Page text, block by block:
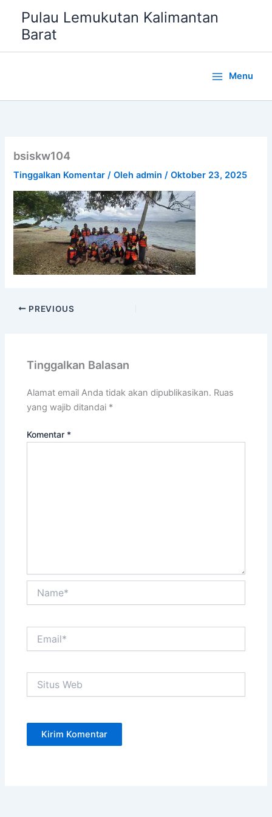
konten
Pulau Lemukutan Kalimantan
Barat
Menu
bsiskw104
Tinggalkan Komentar / Olehadmin/Oktober 23, 2025
PREVIOUS
Tinggalkan Balasan
Alamat email Anda tidak akan dipublikasikan. Ruas
yang wajib ditandai *
Komentar *
Web